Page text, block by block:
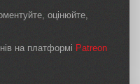
оцінюйте,
на платформі Patreon